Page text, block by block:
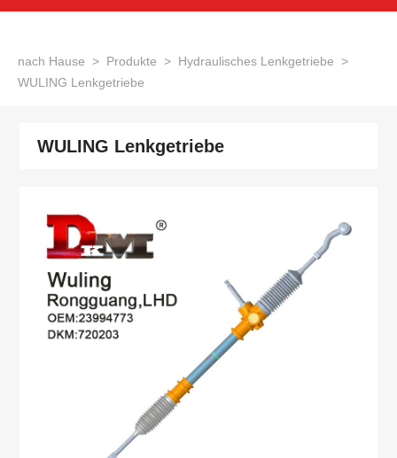
nach Hause > Produkte > Hydraulisches Lenkgetriebe >
WULING Lenkgetriebe
WULING Lenkgetriebe